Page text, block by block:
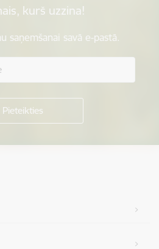
kurš uzzina!
saņemšanai savā e-pastā.